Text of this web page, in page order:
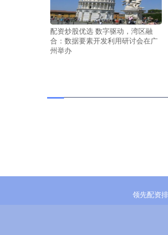
配资炒股优选 数字驱动，湾区融
合：数据要素开发利用研讨会在广
州举办
领先配资